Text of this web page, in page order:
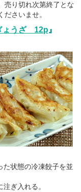
売り切れ次第終了とな
さいませ。
ょうざ 12p 』
た状態の冷凍餃子を並
ぎ入れる。